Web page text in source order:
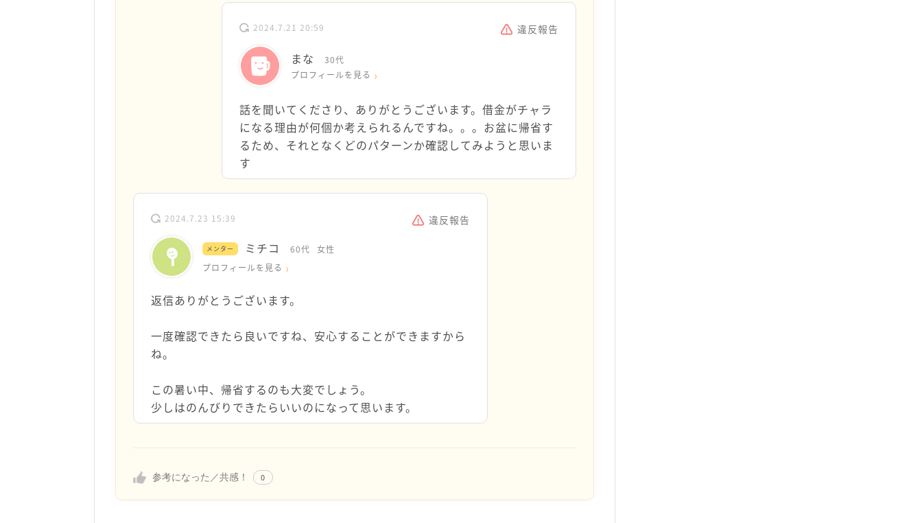
参考になった／共感！ 0
2024.7.21 20:59 違反報告
まな
30代
プロフィールを見る
話を聞いてくださり、ありがとうございます。借金がチャラ
になる理由が何個か考えられるんですね。。。お盆に帰省す
るため、それとなくどのパターンか確認してみようと思いま
す
2024.7.23 15:39 違反報告
メンター ミチコ 60代
女性
プロフィールを見る
返信ありがとうございます。
一度確認できたら良いですね、安心することができますから
ね。
この暑い中、帰省するのも大変でしょう。
少しはのんびりできたらいいのになって思います。